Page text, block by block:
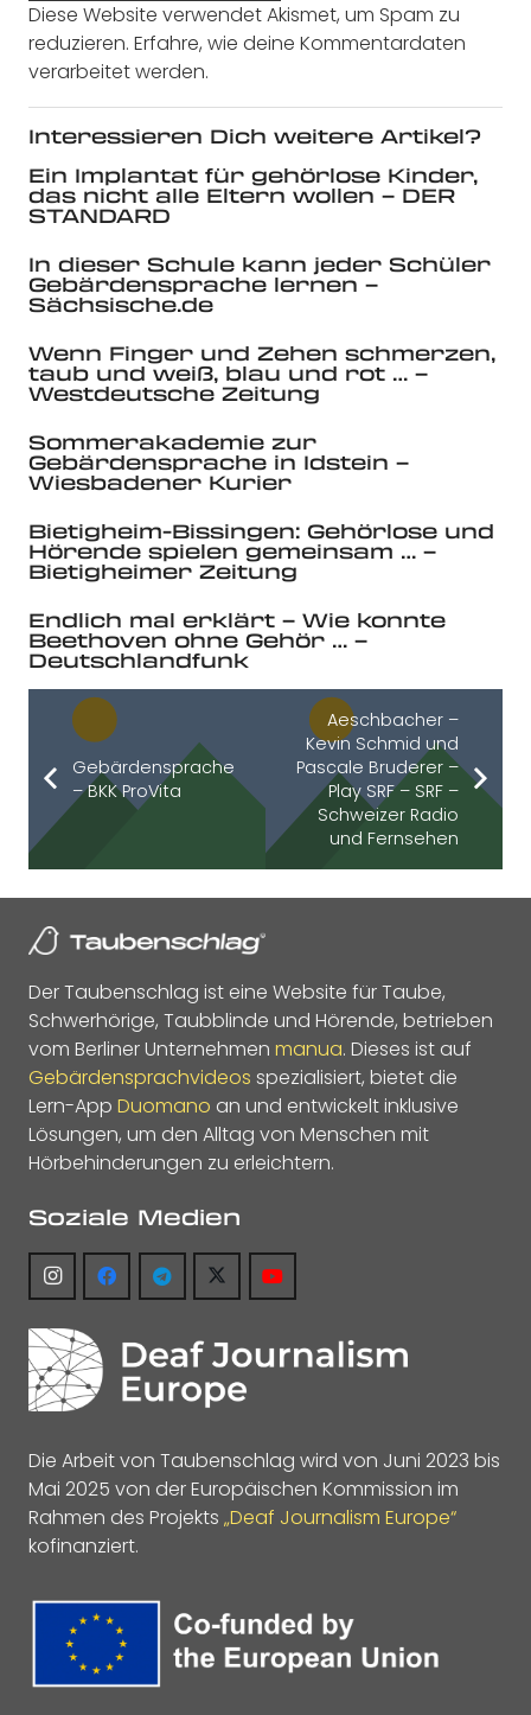
Diese Website verwendet Akismet, um Spam zu
reduzieren. Erfahre, wie deine Kommentardaten
verarbeitet werden.
Interessieren Dich weitere Artikel?
Ein Implantat für gehörlose Kinder,
das nicht alle Eltern wollen – DER
STANDARD
In dieser Schule kann jeder Schüler
Gebärdensprache lernen –
Sächsische.de
Wenn Finger und Zehen schmerzen,
taub und weiß, blau und rot … –
Westdeutsche Zeitung
Sommerakademie zur
Gebärdensprache in Idstein –
Wiesbadener Kurier
Bietigheim-Bissingen: Gehörlose und
Hörende spielen gemeinsam … –
Bietigheimer Zeitung
Endlich mal erklärt – Wie konnte
Beethoven ohne Gehör … –
Deutschlandfunk
Gebärdensprache
– BKK ProVita
Aeschbacher –
Kevin Schmid und
Pascale Bruderer –
Play SRF – SRF –
Schweizer Radio
und Fernsehen
Der Taubenschlag ist eine Website für Taube,
Schwerhörige, Taubblinde und Hörende, betrieben
vom Berliner Unternehmen manua. Dieses ist auf
Gebärdensprachvideos spezialisiert, bietet die
Lern-App Duomano an und entwickelt inklusive
Lösungen, um den Alltag von Menschen mit
Hörbehinderungen zu erleichtern.
Soziale Medien
Die Arbeit von Taubenschlag wird von Juni 2023 bis
Mai 2025 von der Europäischen Kommission im
Rahmen des Projekts „Deaf Journalism Europe“
kofinanziert.